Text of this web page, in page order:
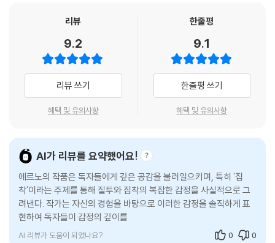
에 빠져버린 자신을 발견하게 될 것이다.
나는 그를 다시 소유하고 싶다,
다시는 그를 보지 않기로 결심했다, 나는……
내면의 멈추지 않는 잔혹한 회전목마
생활을 맞바꾸기 싫었던 까닭도 있었지만, 그에게 약간 싫증이 나서이기도
했다. 그러던 어느 저녁 그가 내게 전화를 걸어 어떤 여자와 함께 살게 되었
다고 말한다. 이제 아무 때나 그의 휴대폰으로 전화해선 안 된다며. 순간,
내 안에 ‘무언가가’ 자리잡는다. 그녀가 누구지? 나이는? 무슨 일을 하는
여자일까? 그를 빼앗은 그 여자에 대한 궁금증은 강박증처럼 나를 옥죄어
오기 시작한다. 밤새 인터넷으로 그녀의 신원을 알아내려 애쓰고, 발신자
가 뜨지 않게 그녀의 집일 가능성이 있는 곳에 일일이 전화를 걸어보는 나.
그녀의 이름을 아는 것이 뭐가 그리 중요하기에? 그것은 “내 존재가 텅 비
리뷰
9.2
리뷰 쓰기
혜택 및 유의사항
한줄평
9.1
한줄평 쓰기
혜택 및 유의사항
AI가 리뷰를 요약했어요!
에르노의 작품은 독자들에게 깊은 공감을 불러일으키며, 특히 '집
착'이라는 주제를 통해 질투와 집착의 복잡한 감정을 사실적으로 그
려낸다. 작가는 자신의 경험을 바탕으로 이러한 감정을 솔직하게 표
현하여 독자들이 감정의 깊이를 이해하고 공감할 수 있도록 한다. 이
작품은 질투와 집착을